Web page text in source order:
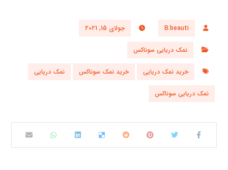
B.beauti جولای 15, 2021
نمک دریایی سوناکس
خرید نمک دریایی خرید نمک سوناکس نمک دریایی
نمک دریایی سوناکس